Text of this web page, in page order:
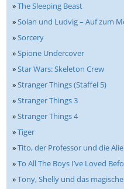
»The Sleeping Beast
»Solan und Ludvig – Auf zum
»Sorcery
»Spione Undercover
»Star Wars: Skeleton Crew
»Stranger Things (Staffel 5)
»Stranger Things 3
»Stranger Things 4
»Tiger
»Tito, der Professor und die
»To All The Boys I’ve Loved
»Tony, Shelly und das